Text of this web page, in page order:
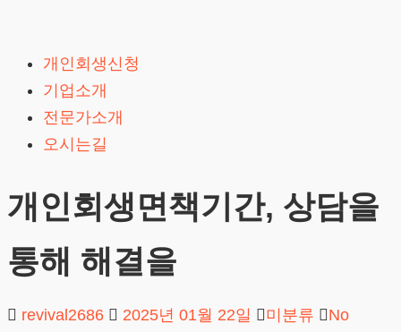
content
개인회생신청
기업소개
전문가소개
오시는길
개인회생면책기간, 상담을
통해 해결을
revival2686 2025년 01월 22일 미분류
No